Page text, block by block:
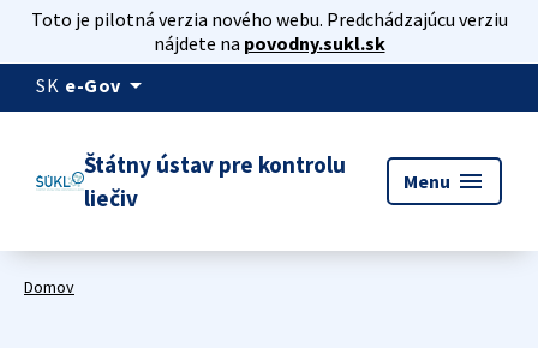
Toto je pilotná verzia nového webu. Predchádzajúcu verziu
nájdete na povodny.sukl.sk
SK e-Gov arrow_drop_down
Štátny ústav pre kontrolu
liečiv
Menu menu
Domov